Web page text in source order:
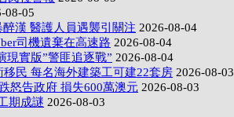
08-05
漢 醫護人員遇襲引關注 2026-08-04
司機遺棄在高速路 2026-08-04
現實版”警匪追逐戰” 2026-08-04
移民 每名海外建築工可建22套房 2026-08-03
怒告政府 損失600萬澳元 2026-08-03
期成謎 2026-08-03